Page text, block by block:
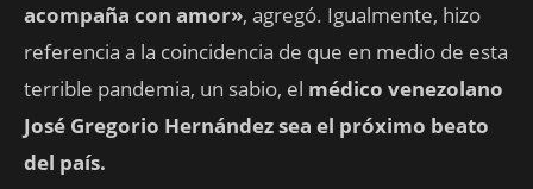
acompaña con amor», agregó. Igualmente, hizo
referencia a la coincidencia de que en medio de esta
terrible pandemia, un sabio, el médico venezolano
José Gregorio Hernández sea el próximo beato
del país.